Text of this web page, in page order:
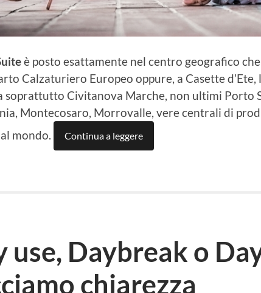
è posto esattamente nel centro geografico
Calzaturiero Europeo oppure, a Casette d’Ete,
soprattutto Civitanova Marche, non ultimi Porto
Montecosaro, Morrovalle, vere centrali di
mondo.
Continua a leggere
use, Daybreak o
chiarezza